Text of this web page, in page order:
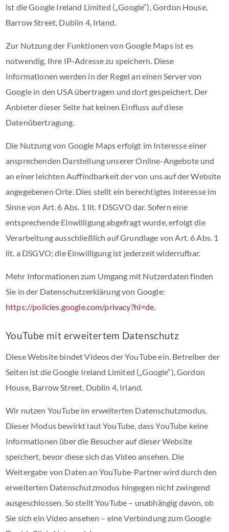
ist die Google Ireland Limited („Google“), Gordon House,
Barrow Street, Dublin 4, Irland.
Zur Nutzung der Funktionen von Google Maps ist es
notwendig, Ihre IP-Adresse zu speichern. Diese
Informationen werden in der Regel an einen Server von
Google in den USA übertragen und dort gespeichert. Der
Anbieter dieser Seite hat keinen Einfluss auf diese
Datenübertragung.
Die Nutzung von Google Maps erfolgt im Interesse einer
ansprechenden Darstellung unserer Online-Angebote und
an einer leichten Auffindbarkeit der von uns auf der Website
angegebenen Orte. Dies stellt ein berechtigtes Interesse im
Sinne von Art. 6 Abs. 1 lit. f DSGVO dar. Sofern eine
entsprechende Einwilligung abgefragt wurde, erfolgt die
Verarbeitung ausschließlich auf Grundlage von Art. 6 Abs. 1
lit. a DSGVO; die Einwilligung ist jederzeit widerrufbar.
Mehr Informationen zum Umgang mit Nutzerdaten finden
Sie in der Datenschutzerklärung von Google:
https://policies.google.com/privacy?hl=de.
YouTube mit erweitertem Datenschutz
Diese Website bindet Videos der YouTube ein. Betreiber der
Seiten ist die Google Ireland Limited („Google“), Gordon
House, Barrow Street, Dublin 4, Irland.
Wir nutzen YouTube im erweiterten Datenschutzmodus.
Dieser Modus bewirkt laut YouTube, dass YouTube keine
Informationen über die Besucher auf dieser Website
speichert, bevor diese sich das Video ansehen. Die
Weitergabe von Daten an YouTube-Partner wird durch den
erweiterten Datenschutzmodus hingegen nicht zwingend
ausgeschlossen. So stellt YouTube – unabhängig davon, ob
Sie sich ein Video ansehen – eine Verbindung zum Google